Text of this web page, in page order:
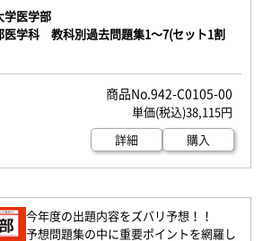
学医学部
医学科 教科別過去問題集1～7(セット1割
942-C0105-00
38,115円
詳細
購入
今年度の出題内容をズバリ予想！！
予想問題集の中に重要ポイントを網羅し